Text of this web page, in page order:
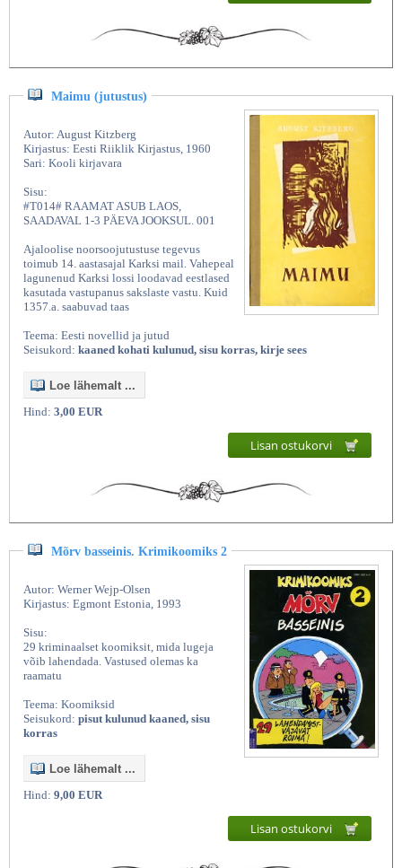
Maimu (jutustus)
Autor: August Kitzberg
Kirjastus: Eesti Riiklik Kirjastus, 1960
Sari: Kooli kirjavara
Sisu:
#T014# RAAMAT ASUB LAOS,
SAADAVAL 1-3 PÄEVA JOOKSUL. 001
Ajaloolise noorsoojutustuse tegevus
toimub 14. aastasajal Karksi mail. Vahepeal
lagunenud Karksi lossi loodavad eestlased
kasutada vastupanus sakslaste vastu. Kuid
1357.a. saabuvad taas
Teema: Eesti novellid ja jutud
Seisukord: kaaned kohati kulunud, sisu korras, kirje sees
Loe lähemalt ...
Hind: 3,00 EUR
Lisan ostukorvi
Mõrv basseinis. Krimikoomiks 2
Autor: Werner Wejp-Olsen
Kirjastus: Egmont Estonia, 1993
Sisu:
29 kriminaalset koomiksit, mida lugeja
võib lahendada. Vastused olemas ka
raamatu
Teema: Koomiksid
Seisukord: pisut kulunud kaaned, sisu
korras
Loe lähemalt ...
Hind: 9,00 EUR
Lisan ostukorvi